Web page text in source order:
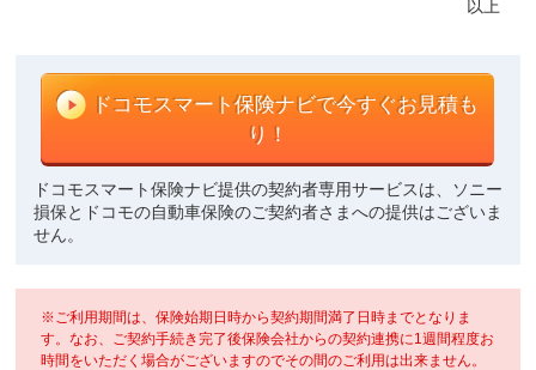
以上
ドコモスマート保険ナビで今すぐお見積も
り！
ドコモスマート保険ナビ提供の契約者専用サービスは、ソニー
損保とドコモの自動車保険のご契約者さまへの提供はございま
せん。
※ご利用期間は、保険始期日時から契約期間満了日時までとなりま
す。なお、ご契約手続き完了後保険会社からの契約連携に1週間程度お
時間をいただく場合がございますのでその間のご利用は出来ません。